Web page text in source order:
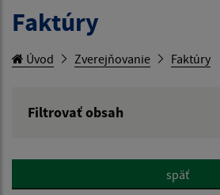
Faktúry
Úvod Zverejňovanie Faktúry
Filtrovať obsah
Hľadať v:
späť